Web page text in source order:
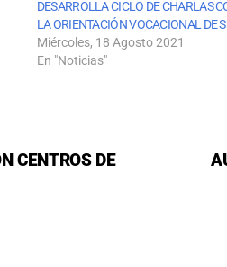
DESARROLLA CICLO DE CHARLAS
LA ORIENTACIÓN VOCACIONAL DE
Miércoles, 18 Agosto 2021
En "Noticias"
CENTROS DE